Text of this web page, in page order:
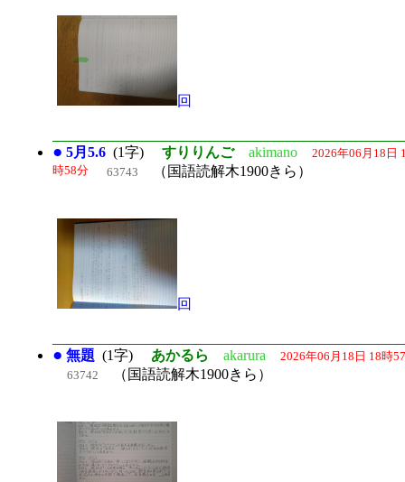
回
● 5月5.6 (1字) すりりんご akimano 2026年06月18日
時58分 63743 （国語読解木1900きら）
回
● 無題 (1字) あかるら akarura
2026年06月18日 18時
63742
（国語読解木1900きら）